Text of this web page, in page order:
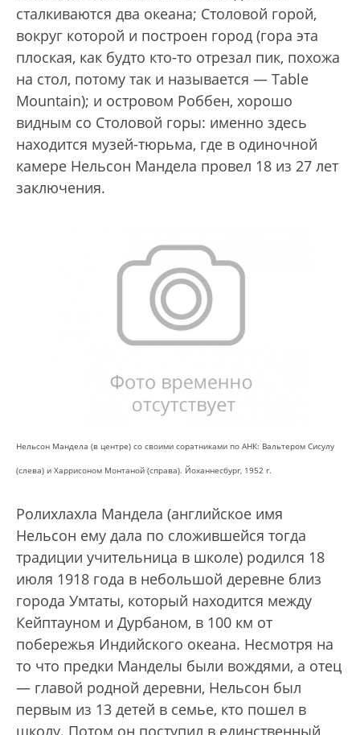
сталкиваются два океана; Столовой горой,
вокруг которой и построен город (гора эта
плоская, как будто кто-то отрезал пик, похожа
на стол, потому так и называется — Table
Mountain); и островом Роббен, хорошо
видным со Столовой горы: именно здесь
находится музей-тюрьма, где в одиночной
камере Нельсон Мандела провел 18 из 27 лет
заключения.
Нельсон Мандела (в центре) со своими соратниками по АНК: Вальтером Сисулу
(слева) и Харрисоном Монтаной (справа). Йоханнесбург, 1952 г.
Ролихлахла Мандела (английское имя
Нельсон ему дала по сложившейся тогда
традиции учительница в школе) родился 18
июля 1918 года в небольшой деревне близ
города Умтаты, который находится между
Кейптауном и Дурбаном, в 100 км от
побережья Индийского океана. Несмотря на
то что предки Манделы были вождями, а отец
— главой родной деревни, Нельсон был
первым из 13 детей в семье, кто пошел в
школу. Потом он поступил в единственный